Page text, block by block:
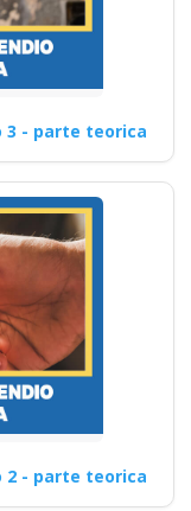
3 - parte teorica
2 - parte teorica